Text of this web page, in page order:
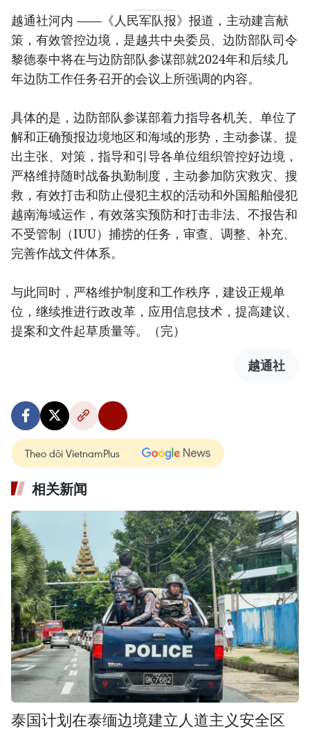
越通社河内 ——《人民军队报》报道，主动建言献
策，有效管控边境，是越共中央委员、边防部队司令
黎德泰中将在与边防部队参谋部就2024年和后续几
年边防工作任务召开的会议上所强调的内容。
具体的是，边防部队参谋部着力指导各机关、单位了
解和正确预报边境地区和海域的形势，主动参谋、提
出主张、对策，指导和引导各单位组织管控好边境，
严格维持随时战备执勤制度，主动参加防灾救灾、搜
救，有效打击和防止侵犯主权的活动和外国船舶侵犯
越南海域运作，有效落实预防和打击非法、不报告和
不受管制（IUU）捕捞的任务，审查、调整、补充、
完善作战文件体系。
与此同时，严格维护制度和工作秩序，建设正规单
位，继续推进行政改革，应用信息技术，提高建议、
提案和文件起草质量等。（完）
越通社
Theo dõi VietnamPlus
相关新闻
泰国计划在泰缅边境建立人道主义安全区